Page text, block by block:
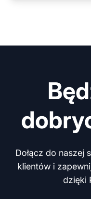
Dołącz do naszej
klientów i
dzięki